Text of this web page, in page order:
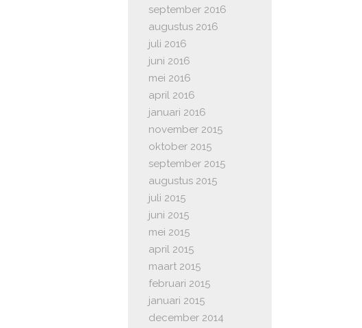
september 2016
augustus 2016
juli 2016
juni 2016
mei 2016
april 2016
januari 2016
november 2015
oktober 2015
september 2015
augustus 2015
juli 2015
juni 2015
mei 2015
april 2015
maart 2015
februari 2015
januari 2015
december 2014